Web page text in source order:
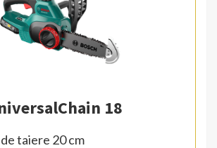
18
taiere 20 cm